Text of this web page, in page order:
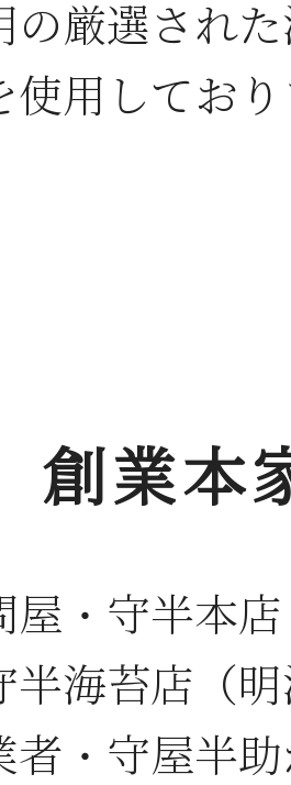
の厳選され
使用してお
創業本
屋・守半本
半海苔店（
者・守屋半